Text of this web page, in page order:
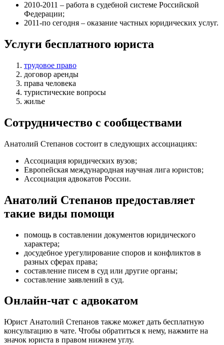
2010-2011 – работа в судебной системе Российской
Федерации;
2011-по сегодня – оказание частных юридических услуг.
Услуги бесплатного юриста
трудовое право
договор аренды
права человека
туристические вопросы
жилье
Сотрудничество с сообществами
Анатолий Степанов состоит в следующих ассоциациях:
Ассоциация юридических вузов;
Европейская международная научная лига юристов;
Ассоциация адвокатов России.
Анатолий Степанов предоставляет
такие виды помощи
помощь в составлении документов юридического
характера;
досудебное урегулирование споров и конфликтов в
разных сферах права;
составление писем в суд или другие органы;
составление заявлений в суд.
Онлайн-чат с адвокатом
Юрист Анатолий Степанов также может дать бесплатную
консультацию в чате. Чтобы обратиться к нему, нажмите на
значок юриста в правом нижнем углу.